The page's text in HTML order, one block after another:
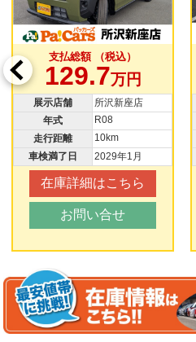
）
円
支払総額 （税込）
129.8
展示店舗
年式
走行距離
車検満了日
在庫詳細はこちら
お問い合せ